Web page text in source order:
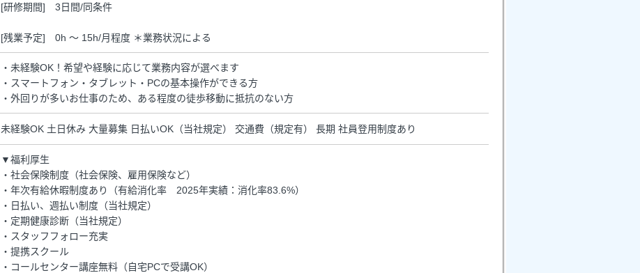
[研修期間] 3日間/同条件
[残業予定] 0h ～ 15h/月程度 ＊業務状況による
・未経験OK！希望や経験に応じて業務内容が選べます
・スマートフォン・タブレット・PCの基本操作ができる方
・外回りが多いお仕事のため、ある程度の徒歩移動に抵抗のない方
未経験OK 土日休み 大量募集 日払いOK（当社規定） 交通費（規定有） 長期 社員登用制度あり
▼福利厚生
・社会保険制度（社会保険、雇用保険など）
・年次有給休暇制度あり（有給消化率 2025年実績：消化率83.6%）
・日払い、週払い制度（当社規定）
・定期健康診断（当社規定）
・スタッフフォロー充実
・提携スクール
・コールセンター講座無料（自宅PCで受講OK）